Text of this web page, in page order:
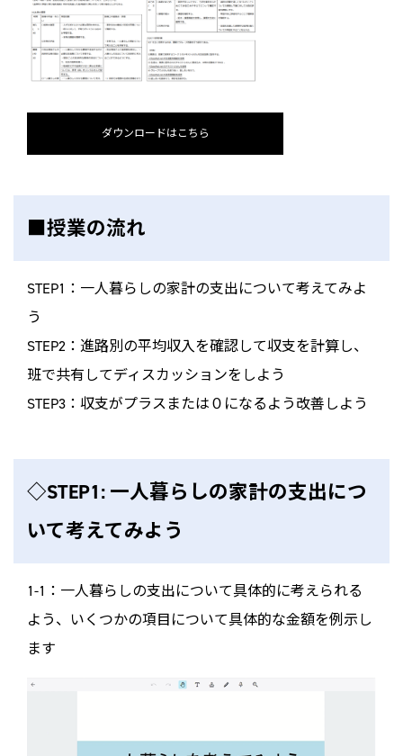
ダウンロードはこちら
■授業の流れ
STEP1：一人暮らしの家計の支出について考えてみよ
う
STEP2：進路別の平均収入を確認して収支を計算し、
班で共有してディスカッションをしよう
STEP3：収支がプラスまたは０になるよう改善しよう
◇STEP1: 一人暮らしの家計の支出につ
いて考えてみよう
1-1：一人暮らしの支出について具体的に考えられる
よう、いくつかの項目について具体的な金額を例示し
ます